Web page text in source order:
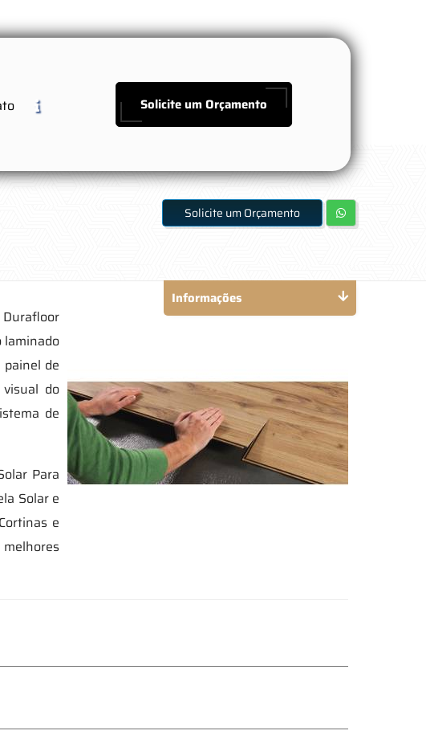
Solicite um Orçamento
Solicite um Orçamento
laminado
painel de
do
de
Para
Solar e
e
Informações